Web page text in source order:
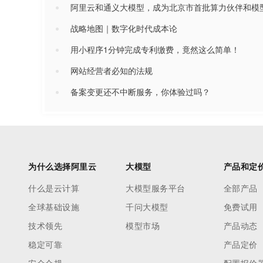
阿里云和通义大模型，成为北京市首批算力伙伴和模
战略地图｜数字化时代成本论
用小程序1分钟完成专利缴费，竟然这么简单！
网站经营者必知的法规
备案变更还不中断服务，你体验过吗？